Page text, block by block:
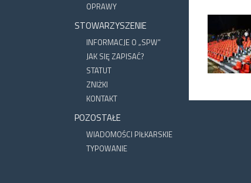
OPRAWY
STOWARZYSZENIE
INFORMACJE O „SPW”
JAK SIĘ ZAPISAĆ?
STATUT
ZNIŻKI
KONTAKT
POZOSTAŁE
WIADOMOŚCI PIŁKARSKIE
TYPOWANIE